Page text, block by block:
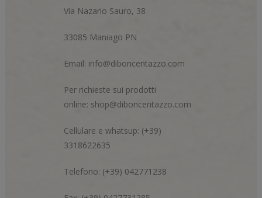
Via Nazario Sauro, 38
33085 Maniago PN
Email: info@diboncentazzo.com
Per richieste sui prodotti
online: shop@diboncentazzo.com
Cellulare e whatsup: (+39)
3318622635
Telefono: (+39) 042771238